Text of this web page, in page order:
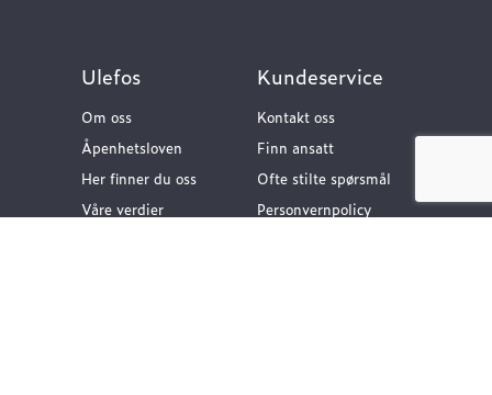
Ulefos
Om oss
Åpenhetsloven
Her finner du oss
Våre verdier
Kundeservice
Kontakt oss
Finn ansatt
Ofte stilte spørsmål
Personvernpolicy